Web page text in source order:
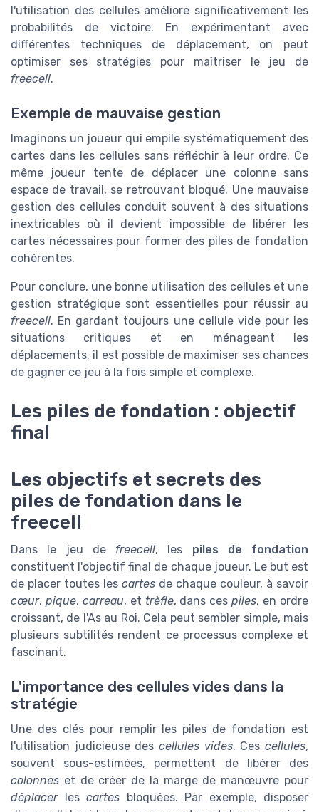
l'utilisation des cellules améliore significativement les
probabilités de victoire. En expérimentant avec
différentes techniques de déplacement, on peut
optimiser ses stratégies pour maîtriser le jeu de
freecell.
Exemple de mauvaise gestion
Imaginons un joueur qui empile systématiquement des
cartes dans les cellules sans réfléchir à leur ordre. Ce
même joueur tente de déplacer une colonne sans
espace de travail, se retrouvant bloqué. Une mauvaise
gestion des cellules conduit souvent à des situations
inextricables où il devient impossible de libérer les
cartes nécessaires pour former des piles de fondation
cohérentes.
Pour conclure, une bonne utilisation des cellules et une
gestion stratégique sont essentielles pour réussir au
freecell. En gardant toujours une cellule vide pour les
situations critiques et en ménageant les
déplacements, il est possible de maximiser ses chances
de gagner ce jeu à la fois simple et complexe.
Les piles de fondation : objectif
final
Les objectifs et secrets des
piles de fondation dans le
freecell
Dans le jeu de freecell, les piles de fondation
constituent l'objectif final de chaque joueur. Le but est
de placer toutes les cartes de chaque couleur, à savoir
cœur, pique, carreau, et trèfle, dans cespiles, en ordre
croissant, de l'As au Roi. Cela peut sembler simple, mais
plusieurs subtilités rendent ce processus complexe et
fascinant.
L'importance des cellules vides dans la
stratégie
Une des clés pour remplir les piles de fondation est
l'utilisation judicieuse des cellules vides. Cescellules,
souvent sous-estimées, permettent de libérer des
colonnes et de créer de la marge de manœuvre pour
déplacerles cartes bloquées. Par exemple, disposer